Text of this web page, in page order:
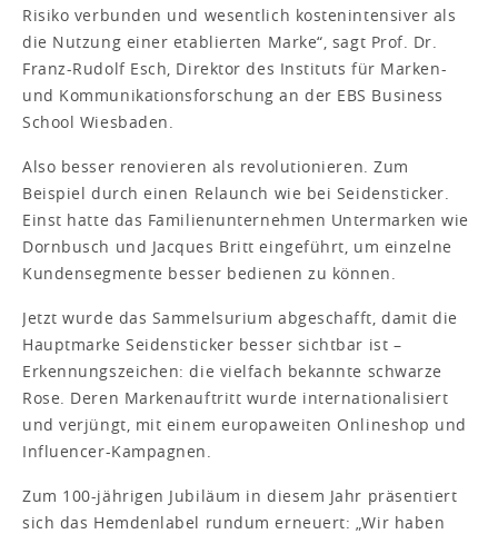
Risiko verbunden und wesentlich kostenintensiver als
die Nutzung einer etablierten Marke“, sagt Prof. Dr.
Franz-Rudolf Esch, Direktor des Instituts für Marken-
und Kommunikationsforschung an der EBS Business
School Wiesbaden.
Also besser renovieren als revolutionieren. Zum
Beispiel durch einen Relaunch wie bei Seidensticker.
Einst hatte das Familienunternehmen Untermarken wie
Dornbusch und Jacques Britt eingeführt, um einzelne
Kundensegmente besser bedienen zu können.
Jetzt wurde das Sammelsurium abgeschafft, damit die
Hauptmarke Seidensticker besser sichtbar ist –
Erkennungszeichen: die vielfach bekannte schwarze
Rose. Deren Markenauftritt wurde internationalisiert
und verjüngt, mit einem europaweiten Onlineshop und
Influencer-Kampagnen.
Zum 100-jährigen Jubiläum in diesem Jahr präsentiert
sich das Hemdenlabel rundum erneuert: „Wir haben